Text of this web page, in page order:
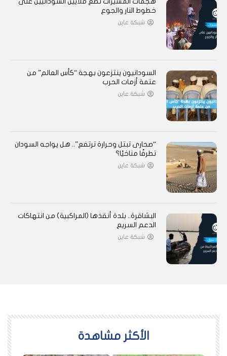
خطوط النار والجوع
شبكة عاين
السودانيون ينتزعون بهجة “كأس العالم” من
عتمة أزمات الحرب
شبكة عاين
“صحارى تبتل وحرارة ترتفع”.. هل يواجه السودان
تطرفًا مناخيًا؟
شبكة عاين
البشاقرة.. بلدة أنقذها (المراكبية) من انتهاكات
الدعم السريع
شبكة عاين
اﻷكثر مشاهدة